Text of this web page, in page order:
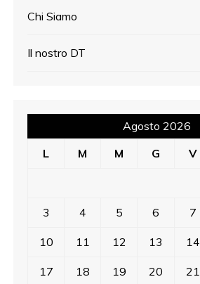
Chi Siamo
Il nostro DT
Agosto 2026
L
M M G V
3 4 5 6 7
10 11 12 13 14
17 18 19 20 21